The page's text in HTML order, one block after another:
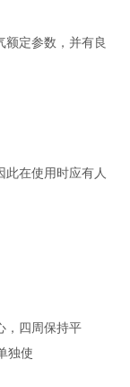
额定参数，并有良
此在使用时应有人
，四周保持平
独使